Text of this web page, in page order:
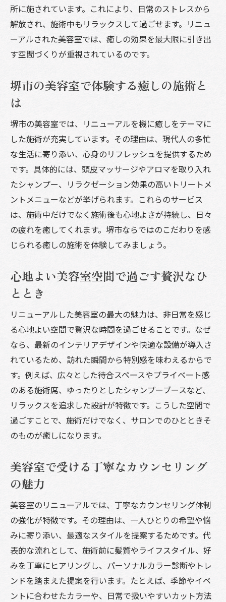
所に施されています。これにより、日常のストレスから
解放され、施術中もリラックスして過ごせます。リニュ
ーアルされた美容室では、癒しの効果を最大限に引き出
す空間づくりが重視されているのです。
堺市の美容室で体験する癒しの施術と
は
堺市の美容室では、リニューアルを機に癒しをテーマに
した施術が充実しています。その理由は、現代人の多忙
な生活に寄り添い、心身のリフレッシュを提供するため
です。具体的には、頭皮マッサージやアロマを取り入れ
たシャンプー、リラクゼーション効果の高いトリートメ
ントメニューなどが挙げられます。これらのサービス
は、施術中だけでなく施術後も心地よさが持続し、日々
の疲れを癒してくれます。堺市ならではのこだわりを感
じられる癒しの施術を体験してみましょう。
心地よい美容室空間で過ごす贅沢なひ
ととき
リニューアルした美容室の最大の魅力は、非日常を感じ
る心地よい空間で贅沢な時間を過ごせることです。なぜ
なら、最新のインテリアデザインや快適な設備が導入さ
れているため、訪れた瞬間から特別感を味わえるからで
す。例えば、広々とした待合スペースやプライベート感
のある施術席、ゆったりとしたシャンプーブースなど、
リラックスを追求した設計が特徴です。こうした空間で
過ごすことで、施術だけでなく、サロンでのひとときそ
のものが癒しになります。
美容室で受ける丁寧なカウンセリング
の魅力
美容室のリニューアルでは、丁寧なカウンセリング体制
の強化が特徴です。その理由は、一人ひとりの希望や悩
みに寄り添い、最適なスタイルを提案するためです。代
表的な流れとして、施術前に髪質やライフスタイル、好
みを丁寧にヒアリングし、パーソナルカラー診断やトレ
ンドを踏まえた提案を行います。たとえば、季節やイベ
ントに合わせたカラーや、日常で扱いやすいカット方法